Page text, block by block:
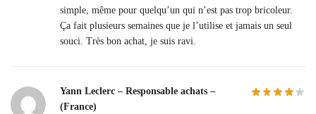
simple, même pour quelqu’un qui n’est pas trop bricoleur.
Ça fait plusieurs semaines que je l’utilise et jamais un seul
souci. Très bon achat, je suis ravi.
Yann Leclerc – Responsable achats –
(France)